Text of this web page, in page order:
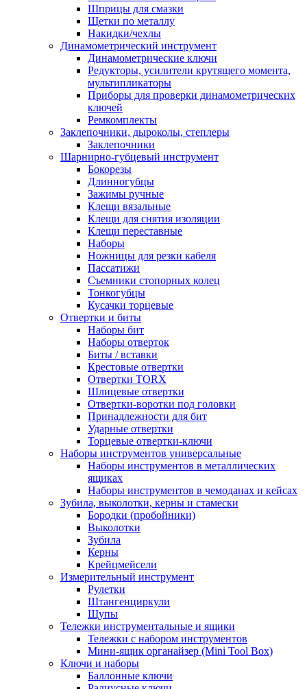
Шприцы для смазки
Щетки по металлу
Накидки/чехлы
Динамометрический инструмент
Динамометрические ключи
Редукторы, усилители крутящего момента,
мультипликаторы
Приборы для проверки динамометрических
ключей
Ремкомплекты
Заклепочники, дыроколы, степлеры
Заклепочники
Шарнирно-губцевый инструмент
Бокорезы
Длинногубцы
Зажимы ручные
Клещи вязальные
Клещи для снятия изоляции
Клещи переставные
Наборы
Ножницы для резки кабеля
Пассатижи
Съемники стопорных колец
Тонкогубцы
Кусачки торцевые
Отвертки и биты
Наборы бит
Наборы отверток
Биты / вставки
Крестовые отвертки
Отвертки TORX
Шлицевые отвертки
Отвертки-воротки под головки
Принадлежности для бит
Ударные отвертки
Торцевые отвертки-ключи
Наборы инструментов универсальные
Наборы инструментов в металлических
ящиках
Наборы инструментов в чемоданах и кейсах
Зубила, выколотки, керны и стамески
Бородки (пробойники)
Выколотки
Зубила
Керны
Крейцмейсели
Измерительный инструмент
Рулетки
Штангенциркули
Щупы
Тележки инструментальные и ящики
Тележки с набором инструментов
Мини-ящик органайзер (Mini Tool Box)
Ключи и наборы
Баллонные ключи